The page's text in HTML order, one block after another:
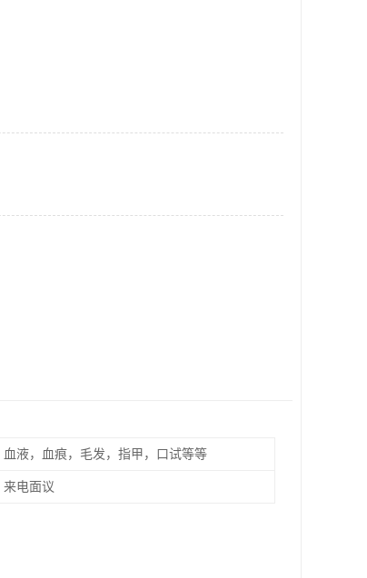
血液，血痕，毛发，指甲，口试等等
来电面议